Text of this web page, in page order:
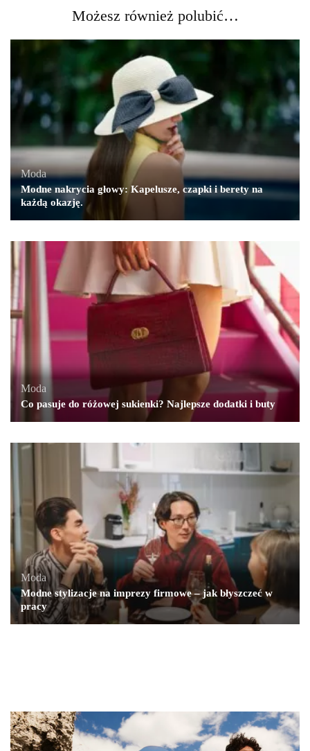
Możesz również polubić…
Moda
Modne nakrycia głowy: Kapelusze, czapki i berety na
każdą okazję.
Moda
Co pasuje do różowej sukienki? Najlepsze dodatki i buty
Moda
Modne stylizacje na imprezy firmowe – jak błyszczeć w
pracy